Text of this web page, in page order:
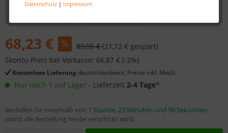
Datenschutz| Impressum
68,23 € 89,95 €(21,72 € gespart)
Skonto-Preis bei Vorkasse: 66,87 € (-2%)
Kostenlose Lieferung deutschlandweit, Preise inkl. MwSt.
Nur noch 1 auf Lager - Lieferzeit 2-4 Tage*
Bestellen Sie innerhalb von 1 Stunde, 23 Minuten und 55 Sekunden,
damit die Bestellung heute verschickt wird.